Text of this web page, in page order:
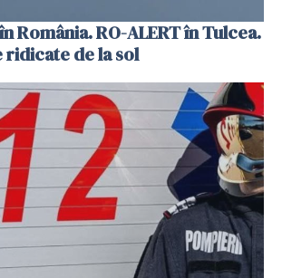
România. RO-ALERT în Tulcea.
ridicate de la sol